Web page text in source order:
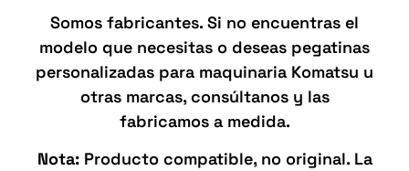
Somos fabricantes. Si no encuentras el
modelo que necesitas o deseas pegatinas
personalizadas para maquinaria Komatsu u
otras marcas, consúltanos y las
fabricamos a medida.
Nota:Producto compatible, no original. La